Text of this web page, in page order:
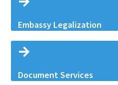
Embassy Legalization
Document Services